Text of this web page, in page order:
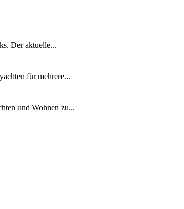
Der aktuelle...
für mehrere...
und Wohnen zu...